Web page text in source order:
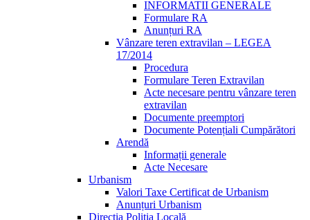
INFORMATII GENERALE
Formulare RA
Anunțuri RA
Vânzare teren extravilan – LEGEA
17/2014
Procedura
Formulare Teren Extravilan
Acte necesare pentru vânzare teren
extravilan
Documente preemptori
Documente Potențiali Cumpărători
Arendă
Informații generale
Acte Necesare
Urbanism
Valori Taxe Certificat de Urbanism
Anunțuri Urbanism
Direcția Poliția Locală